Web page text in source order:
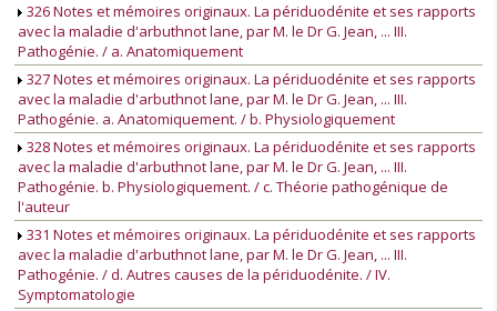
326 Notes et mémoires originaux. La périduodénite et ses rapports
avec la maladie d'arbuthnot lane, par M. le Dr G. Jean, ... III.
Pathogénie. / a. Anatomiquement
327 Notes et mémoires originaux. La périduodénite et ses rapports
avec la maladie d'arbuthnot lane, par M. le Dr G. Jean, ... III.
Pathogénie. a. Anatomiquement. / b. Physiologiquement
328 Notes et mémoires originaux. La périduodénite et ses rapports
avec la maladie d'arbuthnot lane, par M. le Dr G. Jean, ... III.
Pathogénie. b. Physiologiquement. / c. Théorie pathogénique de
l'auteur
331 Notes et mémoires originaux. La périduodénite et ses rapports
avec la maladie d'arbuthnot lane, par M. le Dr G. Jean, ... III.
Pathogénie. / d. Autres causes de la périduodénite. / IV.
Symptomatologie